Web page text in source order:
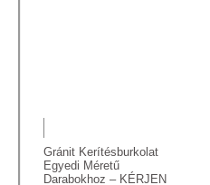
Gránit Kerítésburkolat
Egyedi Méretű
Darabokhoz – KÉRJEN